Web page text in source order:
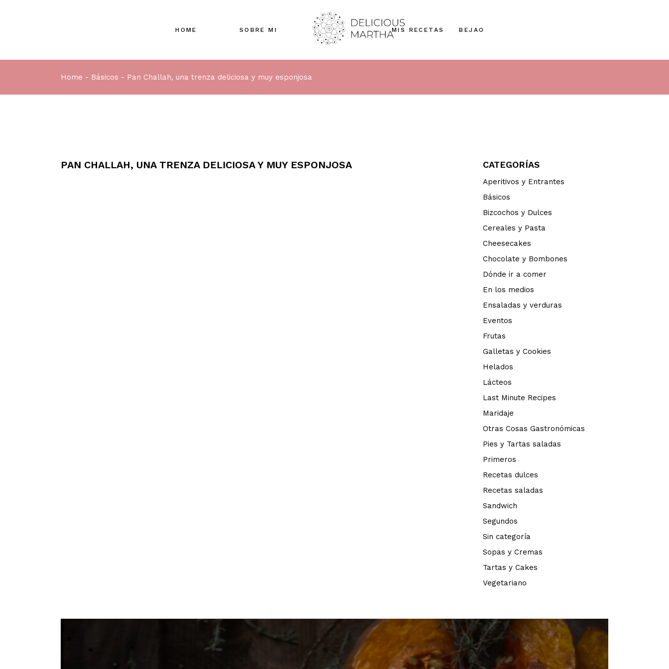
HOME SOBRE MI MIS RECETAS BEJAO
Home Básicos Pan Challah, una trenza deliciosa y muy esponjosa
PAN CHALLAH, UNA TRENZA DELICIOSA Y MUY ESPONJOSA CATEGORÍAS
Aperitivos y Entrantes
Básicos
Bizcochos y Dulces
Cereales y Pasta
Cheesecakes
Chocolate y Bombones
Dónde ir a comer
En los medios
Ensaladas y verduras
Eventos
Frutas
Galletas y Cookies
Helados
Lácteos
Last Minute Recipes
Maridaje
Otras Cosas Gastronómicas
Pies y Tartas saladas
Primeros
Recetas dulces
Recetas saladas
Sandwich
Segundos
Sin categoría
Sopas y Cremas
Tartas y Cakes
Vegetariano